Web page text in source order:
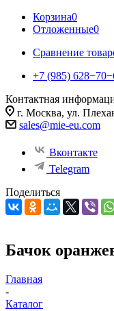
Корзина0
Отложенные0
Сравнение
+7 (985)
Контактная
г. Москва, ул.
sales@mie-eu.com
Вконтакте
Telegram
Поделиться
Бачок
Главная
-
Каталог